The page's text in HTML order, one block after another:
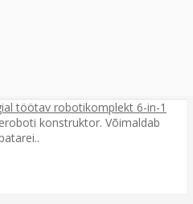
töötav robotikomplekt 6-in-1
konstruktor. Võimaldab